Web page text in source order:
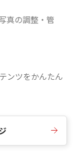
真の調整・管
ンツをかんたん